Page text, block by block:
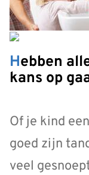
Hebben alle kinderen even veel
kans op
Of je kind
goed zijn
veel